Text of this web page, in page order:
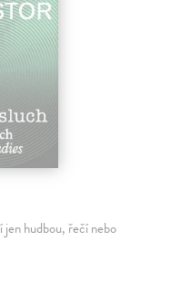
jen hudbou, řečí nebo